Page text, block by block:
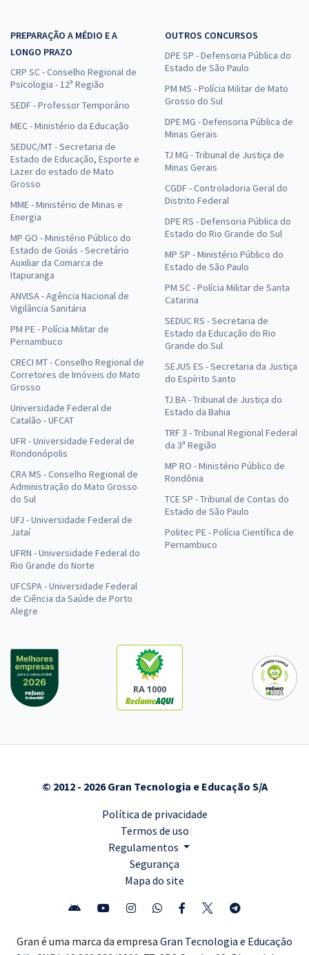
PREPARAÇÃO A MÉDIO E A
LONGO PRAZO
CRP SC - Conselho Regional de
Psicologia - 12ª Região
SEDF - Professor Temporário
MEC - Ministério da Educação
SEDUC/MT - Secretaria de
Estado de Educação, Esporte e
Lazer do estado de Mato
Grosso
MME - Ministério de Minas e
Energia
MP GO - Ministério Público do
Estado de Goiás - Secretário
Auxiliar da Comarca de
Itapuranga
ANVISA - Agência Nacional de
Vigilância Sanitária
PM PE - Polícia Militar de
Pernambuco
CRECI MT - Conselho Regional de
Corretores de Imóveis do Mato
Grosso
Universidade Federal de
Catalão - UFCAT
UFR - Universidade Federal de
Rondonópolis
CRA MS - Conselho Regional de
Administração do Mato Grosso
do Sul
UFJ - Universidade Federal de
Jataí
UFRN - Universidade Federal do
Rio Grande do Norte
UFCSPA - Universidade Federal
de Ciência da Saúde de Porto
Alegre
OUTROS CONCURSOS
DPE SP - Defensoria Pública do
Estado de São Paulo
PM MS - Polícia Militar de Mato
Grosso do Sul
DPE MG - Defensoria Pública de
Minas Gerais
TJ MG - Tribunal de Justiça de
Minas Gerais
CGDF - Controladoria Geral do
Distrito Federal
DPE RS - Defensoria Pública do
Estado do Rio Grande do Sul
MP SP - Ministério Público do
Estado de São Paulo
PM SC - Polícia Militar de Santa
Catarina
SEDUC RS - Secretaria de
Estado da Educação do Rio
Grande do Sul
SEJUS ES - Secretaria da Justiça
do Espírito Santo
TJ BA - Tribunal de Justiça do
Estado da Bahia
TRF 3 - Tribunal Regional Federal
da 3ª Região
MP RO - Ministério Público de
Rondônia
TCE SP - Tribunal de Contas do
Estado de São Paulo
Politec PE - Polícia Científica de
Pernambuco
RA 1000
© 2012 - 2026 Gran Tecnologia e Educação S/A
Política de privacidade
Termos de uso
Regulamentos
Segurança
Mapa do site
Gran é uma marca da empresa Gran Tecnologia e Educação